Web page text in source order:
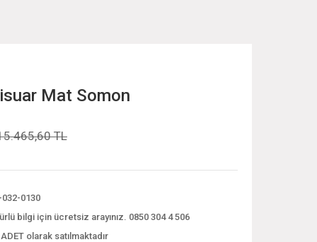
Mat Somon
TL
032-0130
bilgi için ücretsiz arayınız. 0850 304 4 506
olarak satılmaktadır